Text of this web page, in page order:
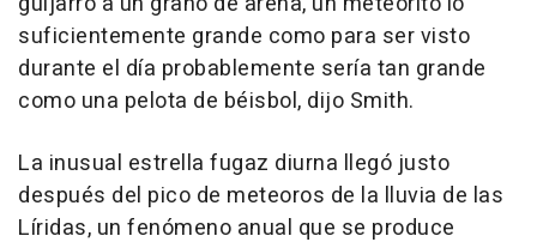
suficientemente grande como para ser visto
durante el día probablemente sería tan grande
como una pelota de béisbol, dijo Smith.
La inusual estrella fugaz diurna llegó justo
después del pico de meteoros de la lluvia de las
Líridas, un fenómeno anual que se produce